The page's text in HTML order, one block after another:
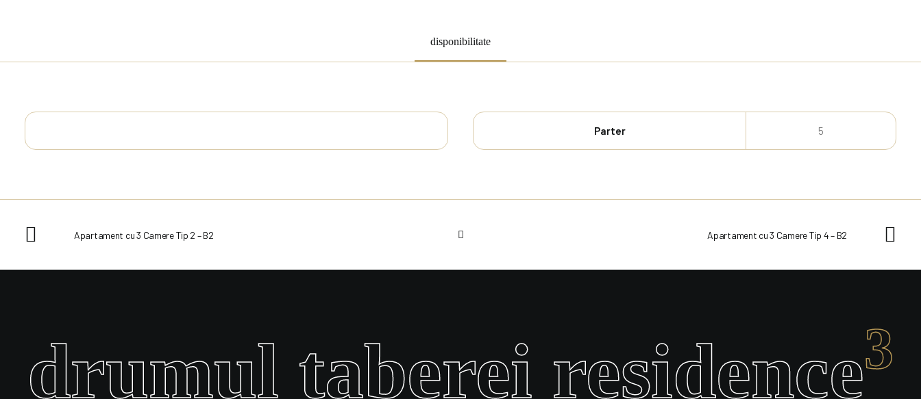
disponibilitate
Parter 5
Apartament cu 3 Camere Tip 2 – B2 Apartament cu 3 Camere Tip 4 – B2
drumul taberei residence3